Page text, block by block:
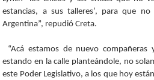
estancias, a sus talleres’, para que
Argentina”, repudió Creta.
“Acá estamos de nuevo
estando en la calle planteándole, no
este Poder Legislativo, a los que hoy